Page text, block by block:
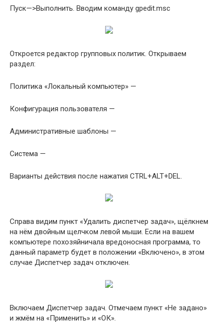
Пуск—>Выполнить. Вводим команду gpedit.msc
Откроется редактор групповых политик. Открываем
раздел:
Политика «Локальный компьютер» —
Конфигурация пользователя —
Административные шаблоны —
Система —
Варианты действия после нажатия CTRL+ALT+DEL.
Справа видим пункт «Удалить диспетчер задач», щёлкнем
на нём двойным щелчком левой мыши. Если на вашем
компьютере похозяйничала вредоносная программа, то
данный параметр будет в положении «Включено», в этом
случае Диспетчер задач отключен.
Включаем Диспетчер задач. Отмечаем пункт «Не задано»
и жмём на «Применить» и «ОК».